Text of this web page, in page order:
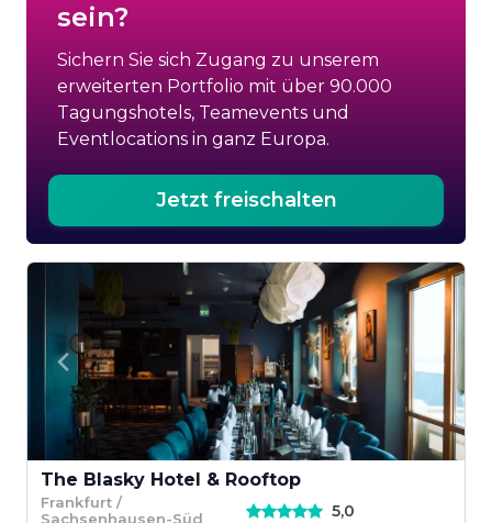
sein?
Sichern Sie sich Zugang zu unserem
erweiterten Portfolio mit über 90.000
Tagungshotels, Teamevents und
Eventlocations in ganz Europa.
Jetzt freischalten
The Blasky Hotel & Rooftop
Frankfurt /
Sachsenhausen-Süd
5,0